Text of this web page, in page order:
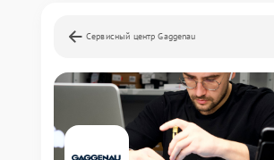
Сервисный центр Gaggenau